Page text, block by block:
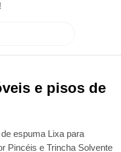
e pisos de
espuma Lixa para
Pincéis e Trincha Solvente